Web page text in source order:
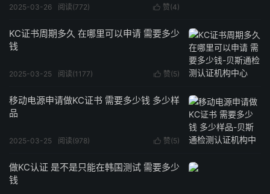
 赞(4)
2025-03-26 阅读(772)
KC证书周期多久 在哪里可以申请 需要多少
钱
 赞(5)
2025-03-25 阅读(1177)
移动电源申请做KC证书 需要多少钱 多少样
品
 赞(5)
2025-03-25 阅读(978)
做KC认证 是不是只能在韩国测试 需要多少
钱